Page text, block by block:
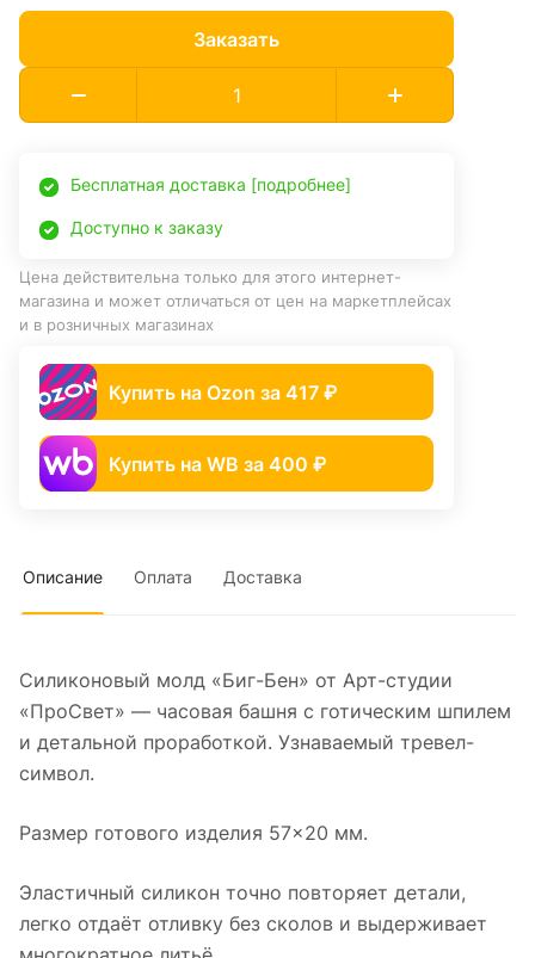
Заказать
Бесплатная доставка [подробнее]
Доступно к заказу
Цена действительна только для этого интернет-
магазина и может отличаться от цен на маркетплейсах
и в розничных магазинах
Купить на Ozon за 417 ₽
Купить на WB за 400 ₽
Описание Оплата Доставка
Силиконовый молд «Биг-Бен» от Арт-студии
«ПроСвет» — часовая башня с готическим шпилем
и детальной проработкой. Узнаваемый тревел-
символ.
Размер готового изделия 57×20 мм.
Эластичный силикон точно повторяет детали,
легко отдаёт отливку без сколов и выдерживает